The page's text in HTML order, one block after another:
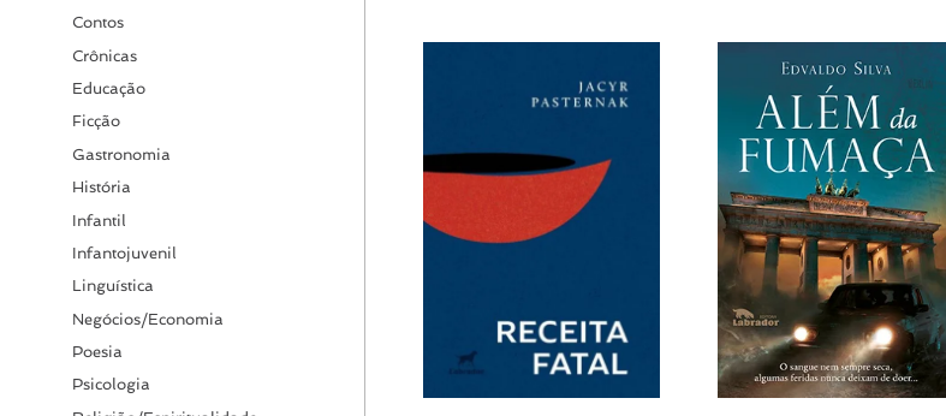
Contos
Crônicas
Educação
Ficção
Gastronomia
História
Infantil
Infantojuvenil
Linguística
Negócios/Economia
Poesia
Psicologia